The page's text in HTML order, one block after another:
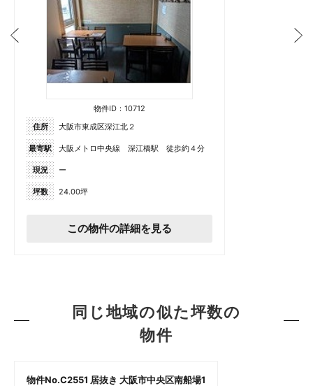
物件ID：10712
住所
大阪市東成区深江北２
最寄駅 大阪メトロ中央線 深江橋駅 徒歩約４分
現況 ー
坪数 24.00坪
この物件の詳細を見る
同じ地域の似た坪数の
物件
物件No.C2551 居抜き 大阪市中央区南船場1